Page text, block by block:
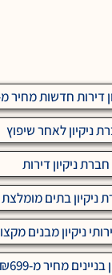
דירות חדשות מחיר מ-
ניקיון לאחר שיפוץ
חברת ניקיון דירות
ניקיון בתים מומלצת
ניקיון מבנים
בניינים מחיר מ-₪699